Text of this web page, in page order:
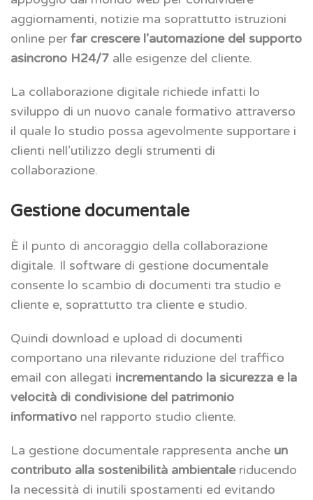
aggiornamenti, notizie ma soprattutto istruzioni
online perfar crescere l’automazione del supporto
asincrono H24/7 alle esigenze del cliente.
La collaborazione digitale richiede infatti lo
sviluppo di un nuovo canale formativo attraverso
il quale lo studio possa agevolmente supportare i
clienti nell’utilizzo degli strumenti di
collaborazione.
Gestione documentale
È il punto di ancoraggio della collaborazione
digitale. Il software di gestione documentale
consente lo scambio di documenti tra studio e
cliente e, soprattutto tra cliente e studio.
Quindi download e upload di documenti
comportano una rilevante riduzione del traffico
email con allegati incrementando la sicurezza e la
velocità di condivisione del patrimonio
informativo nel rapporto studio cliente.
La gestione documentale rappresenta anche un
contributo alla sostenibilità ambientaleriducendo
la necessità di inutili spostamenti ed evitando